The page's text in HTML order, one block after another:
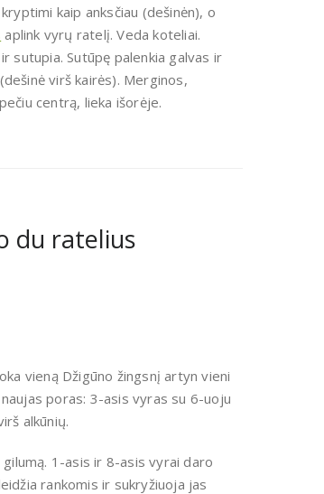
kaip anksčiau (dešinėn), o
aplink vyrų ratelį. Veda koteliai.
sutupia. Sutūpę palenkia galvas ir
virš kairės). Merginos,
centrą, lieka išorėje.
du ratelius
vieną Džigūno žingsnį artyn vieni
poras: 3-asis vyras su 6-uoju
alkūnių.
1-asis ir 8-asis vyrai daro
rankomis ir sukryžiuoja jas